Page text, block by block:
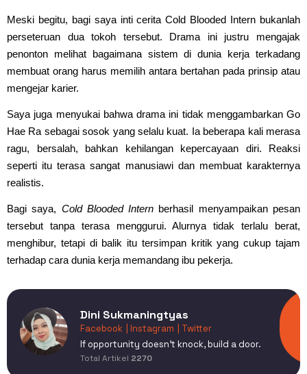
Meski begitu, bagi saya inti cerita Cold Blooded Intern bukanlah
perseteruan dua tokoh tersebut. Drama ini justru mengajak
penonton melihat bagaimana sistem di dunia kerja terkadang
membuat orang harus memilih antara bertahan pada prinsip atau
mengejar karier.
Saya juga menyukai bahwa drama ini tidak menggambarkan Go
Hae Ra sebagai sosok yang selalu kuat. Ia beberapa kali merasa
ragu, bersalah, bahkan kehilangan kepercayaan diri. Reaksi
seperti itu terasa sangat manusiawi dan membuat karakternya
realistis.
Bagi saya, Cold Blooded Intern berhasil menyampaikan pesan
tersebut tanpa terasa menggurui. Alurnya tidak terlalu berat,
menghibur, tetapi di balik itu tersimpan kritik yang cukup tajam
terhadap cara dunia kerja memandang ibu pekerja.
Dini Sukmaningtyas
Facebook | Instagram
| Twitter
If opportunity doesn't knock, build a door.
Total Artikel 2270